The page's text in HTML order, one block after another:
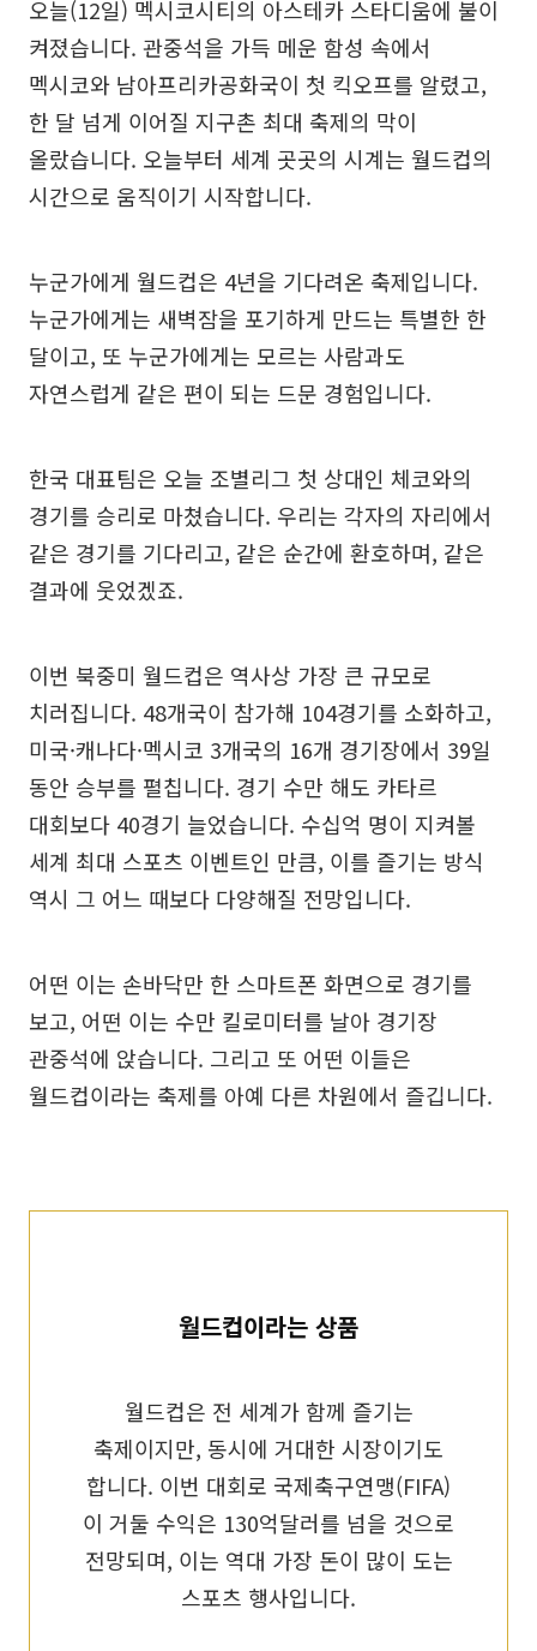
오늘(12일) 멕시코시티의 아스테카 스타디움에 불이
켜졌습니다. 관중석을 가득 메운 함성 속에서
멕시코와 남아프리카공화국이 첫 킥오프를 알렸고,
한 달 넘게 이어질 지구촌 최대 축제의 막이
올랐습니다. 오늘부터 세계 곳곳의 시계는 월드컵의
시간으로 움직이기 시작합니다.
누군가에게 월드컵은 4년을 기다려온 축제입니다.
누군가에게는 새벽잠을 포기하게 만드는 특별한 한
달이고, 또 누군가에게는 모르는 사람과도
자연스럽게 같은 편이 되는 드문 경험입니다.
한국 대표팀은 오늘 조별리그 첫 상대인 체코와의
경기를 승리로 마쳤습니다. 우리는 각자의 자리에서
같은 경기를 기다리고, 같은 순간에 환호하며, 같은
결과에 웃었겠죠.
이번 북중미 월드컵은 역사상 가장 큰 규모로
치러집니다. 48개국이 참가해 104경기를 소화하고,
미국·캐나다·멕시코 3개국의 16개 경기장에서 39일
동안 승부를 펼칩니다. 경기 수만 해도 카타르
대회보다 40경기 늘었습니다. 수십억 명이 지켜볼
세계 최대 스포츠 이벤트인 만큼, 이를 즐기는 방식
역시 그 어느 때보다 다양해질 전망입니다.
어떤 이는 손바닥만 한 스마트폰 화면으로 경기를
보고, 어떤 이는 수만 킬로미터를 날아 경기장
관중석에 앉습니다. 그리고 또 어떤 이들은
월드컵이라는 축제를 아예 다른 차원에서 즐깁니다.
월드컵이라는 상품
월드컵은 전 세계가 함께 즐기는
축제이지만, 동시에 거대한 시장이기도
합니다. 이번 대회로 국제축구연맹(FIFA)
이 거둘 수익은 130억달러를 넘을 것으로
전망되며, 이는 역대 가장 돈이 많이 도는
스포츠 행사입니다.